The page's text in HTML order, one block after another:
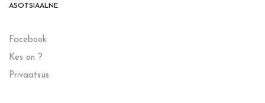
ASOTSIAALNE
Facebook
Kes on ?
Privaatsus